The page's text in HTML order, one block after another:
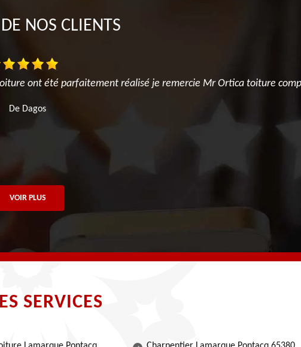
NOS CLIENTS
ont été parfaitement réalisé je remercie Mr Ortica toiture
De Dagos
VOIR PLUS
SERVICES